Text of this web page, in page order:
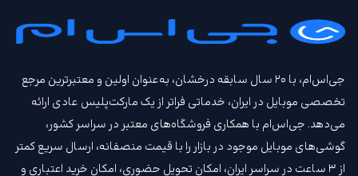
جی‌اس‌ام، با ۲۰ سال سابقه درخشان، به‌عنوان اولین و معتبرترین مرجع
تخصصی موبایل در ایران، خدماتی فراتر از یک مارکت‌پلیس عادی ارائه
می‌دهد. جی‌اس‌ام با همکاری فروشگاه‌های معتبر در سراسر کشور،
گوشی‌های موبایل موجود در بازار را با قیمت‌ منصفانه، ارسال سریع کمتر
از ۳ ساعت در سراسر ایران، امکان تحویل حضوری، امکان خرید اعتباری و